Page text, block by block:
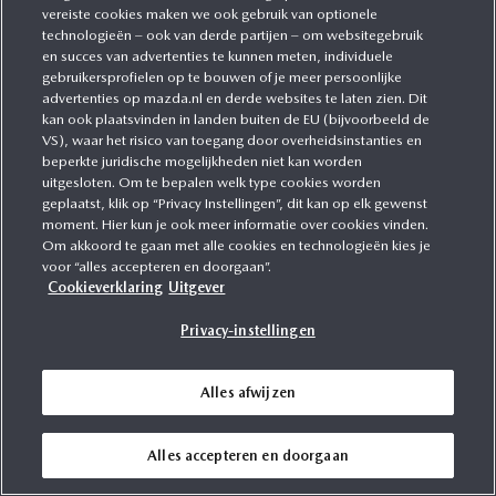
Mazda3 prijslijst
In deze interactieve prijslijst vind je alle prijzen,
technische specificaties en uitrusting van deMazda3
Hatchback of de Mazda3 Sedan. Welke Mazda3 past
bij jou? Voor welke uitvoering je ook kiest, de volledig
nieuwe Mazda3 is vrijwel altijd standaard voorzien van
de meest uitgebreide uitrusting. Stel je
Mazda3 Sedan samen.
vereiste cookies maken we ook gebruik van optionele
technologieën – ook van derde partijen – om websitegebruik
en succes van advertenties te kunnen meten, individuele
gebruikersprofielen op te bouwen of je meer persoonlijke
advertenties op mazda.nl en derde websites te laten zien. Dit
kan ook plaatsvinden in landen buiten de EU (bijvoorbeeld de
VS), waar het risico van toegang door overheidsinstanties en
beperkte juridische mogelijkheden niet kan worden
uitgesloten. Om te bepalen welk type cookies worden
geplaatst, klik op “Privacy Instellingen”, dit kan op elk gewenst
moment. Hier kun je ook meer informatie over cookies vinden.
Om akkoord te gaan met alle cookies en technologieën kies je
voor “alles accepteren en doorgaan”.
Cookieverklaring Uitgever
Privacy-instellingen
Alles afwijzen
Alles accepteren en doorgaan